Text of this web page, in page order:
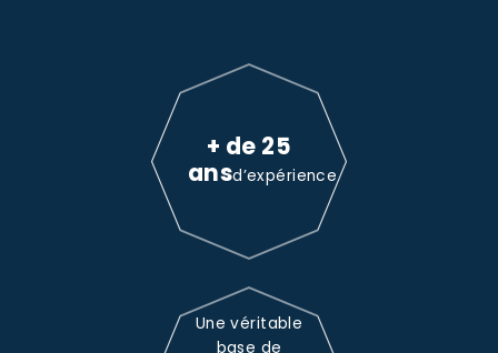
+ de 25
ansd’expérience
Une véritable
base de